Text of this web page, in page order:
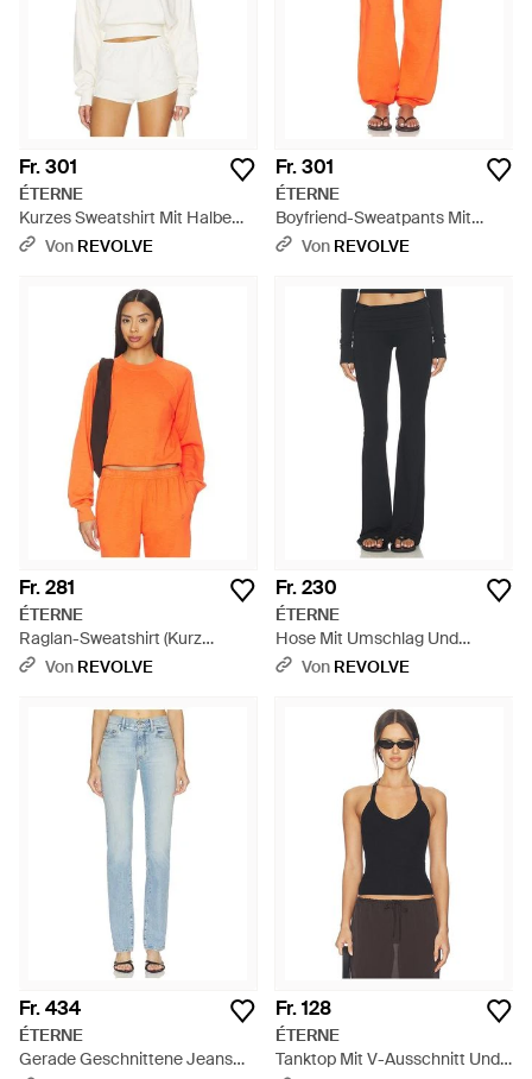
Fr. 301
ÉTERNE
Kurzes Sweatshirt Mit Halbem
Reissverschluss - Weiß
Von REVOLVE
Fr. 301
ÉTERNE
Boyfriend-Sweatpants Mit
Taschen - Orange
Von REVOLVE
Fr. 281
ÉTERNE
Raglan-Sweatshirt (Kurz
Geschnitten) - Orange
Von REVOLVE
Fr. 230
ÉTERNE
Hose Mit Umschlag Und
Ausgestelltem Bein - Blau
Von REVOLVE
Fr. 434
ÉTERNE
Gerade Geschnittene Jeans
Fr. 128
ÉTERNE
Tanktop Mit V-Ausschnitt Und